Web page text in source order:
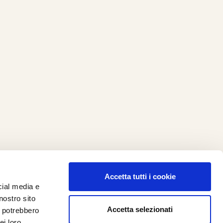
media e
sito
Accetta tutti i cookie
Accetta selezionati
162 srl